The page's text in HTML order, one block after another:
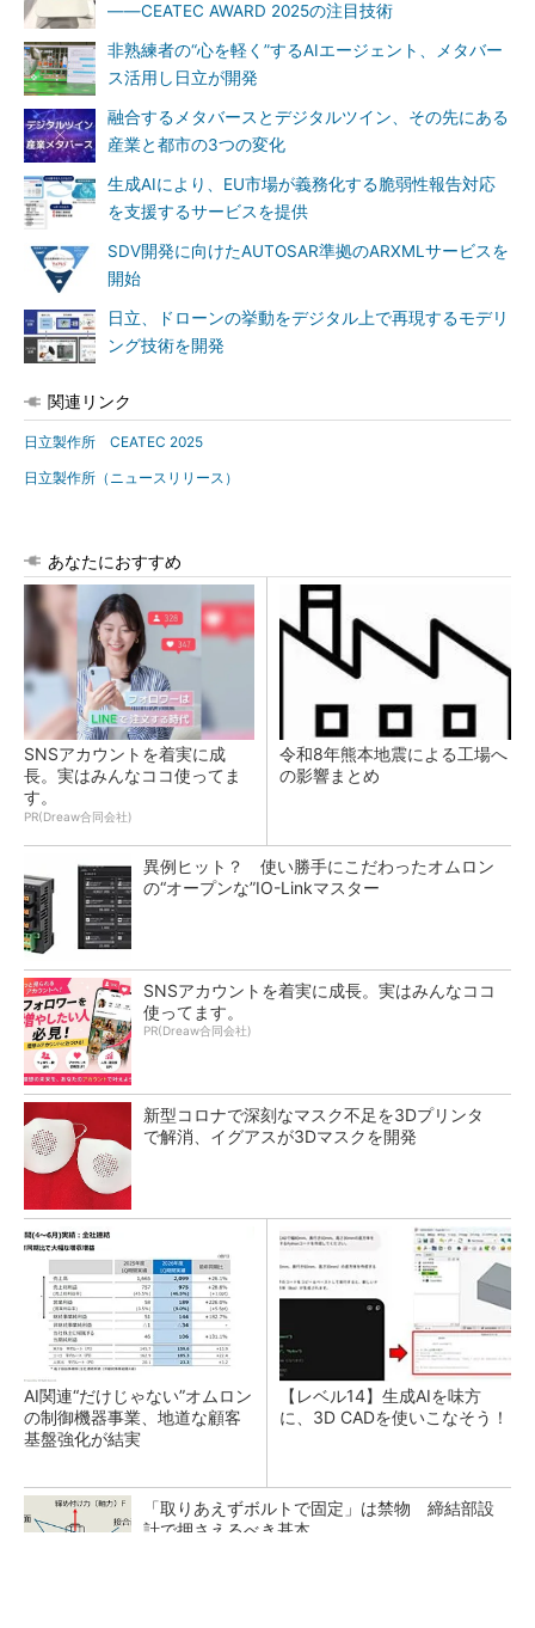
――CEATEC AWARD 2025の注目技術
非熟練者の“心を軽く”するAIエージェント、メタバー
ス活用し日立が開発
融合するメタバースとデジタルツイン、その先にある
産業と都市の3つの変化
生成AIにより、EU市場が義務化する脆弱性報告対応
を支援するサービスを提供
SDV開発に向けたAUTOSAR準拠のARXMLサービスを
開始
日立、ドローンの挙動をデジタル上で再現するモデリ
ング技術を開発
関連リンク
日立製作所 CEATEC 2025
日立製作所（ニュースリリース）
あなたにおすすめ
SNSアカウントを着実に成
長。実はみんなココ使ってま
す。
PR(Dreaw合同会社)
令和8年熊本地震による工場へ
の影響まとめ
異例ヒット？ 使い勝手にこだわったオムロン
の“オープンな”IO-Linkマスター
SNSアカウントを着実に成長。実はみんなココ
使ってます。
PR(Dreaw合同会社)
新型コロナで深刻なマスク不足を3Dプリンタ
で解消、イグアスが3Dマスクを開発
AI関連“だけじゃない”オムロン
の制御機器事業、地道な顧客
基盤強化が結実
【レベル14】生成AIを味方
に、3D CADを使いこなそう！
「取りあえずボルトで固定」は禁物 締結部設
計で押さえるべき基本